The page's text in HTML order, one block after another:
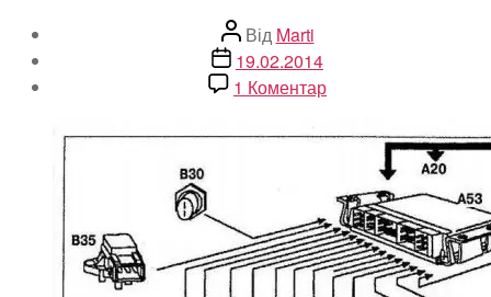
Автор
запису
Від Marti
Дата
запису
19.02.2014
1 Коментардо
датчик
розпрідвала,
B73
датчик
колінвала